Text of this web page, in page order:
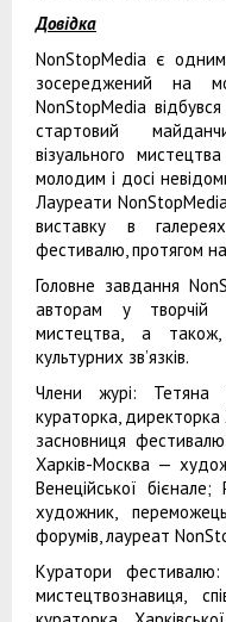
Довідка
NonStopMedia є
зосереджений на
NonStopMedia
стартовий
візуального
молодим і досі
Лауреати
виставку в
фестивалю, протягом
Головне завдання
авторам у творчій
мистецтва, а
культурних зв’язків.
Члени журі: Тетяна
кураторка, директорка
засновниця
Харків-Москва —
Венеційської
художник,
форумів, лауреат
Куратори
мистецтвознавиця,